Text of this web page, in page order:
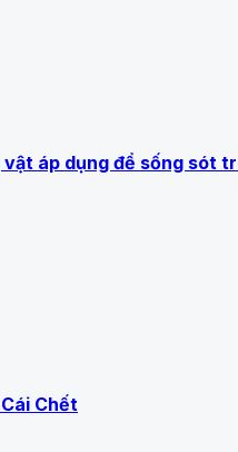
vật áp dụng để sống sót
Chết